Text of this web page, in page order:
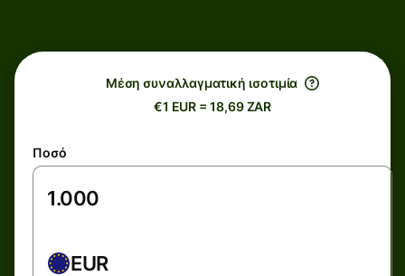
Μέση συναλλαγματική ισοτιμία
€1 EUR = 18,69 ZAR
Ποσό
EUR